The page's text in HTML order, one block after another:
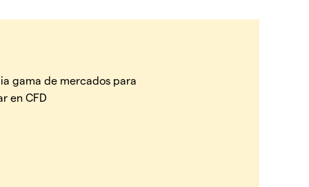
gama de mercados para
en CFD